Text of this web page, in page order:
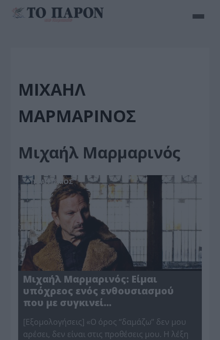
ΜΙΧΑΉΛ
ΜΑΡΜΑΡΙΝΌΣ
Μιχαήλ Μαρμαρινός
ΠΟΛΙΤΙΣΜΟΣ
Μιχαήλ Μαρμαρινός: Είμαι
υπόχρεος ενός ενθουσιασμού
που με συγκινεί…
[Εξομολογήσεις] «Ο όρος ‘‘δαμάζω’’ δεν μου
αρέσει, δεν είναι στις προθέσεις μου. Η λέξη